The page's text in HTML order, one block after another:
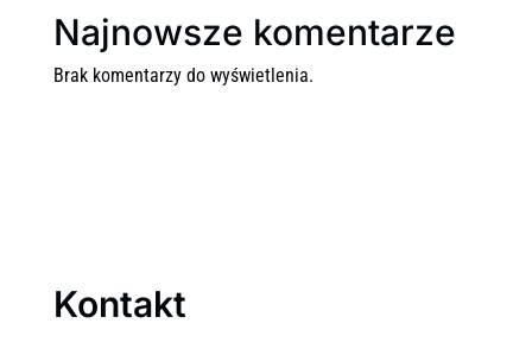
Najnowsze komentarze
Brak komentarzy do wyświetlenia.
Kontakt